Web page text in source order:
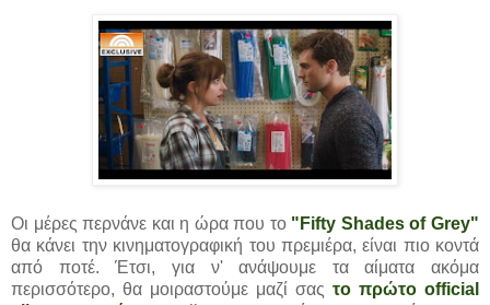
Οι μέρες περνάνε και η ώρα που το "Fifty Shades of Grey"
θα κάνει την κινηματογραφική του πρεμιέρα, είναι πιο κοντά
από ποτέ. Έτσι, για ν' ανάψουμε τα αίματα ακόμα
περισσότερο, θα μοιραστούμε μαζί σας το πρώτο official